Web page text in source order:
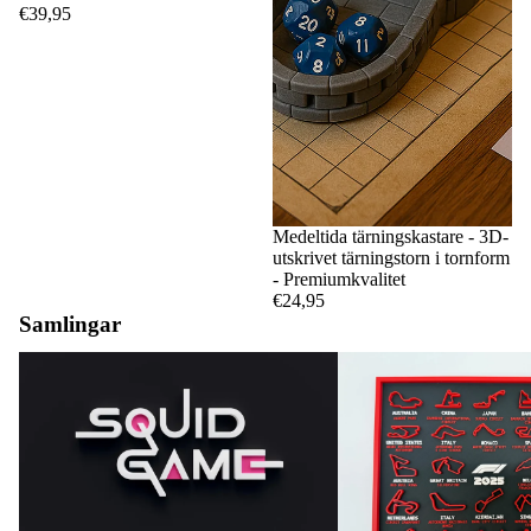
€39,95
Medeltida tärningskastare - 3D-
utskrivet tärningstorn i tornform
- Premiumkvalitet
€24,95
Samlingar